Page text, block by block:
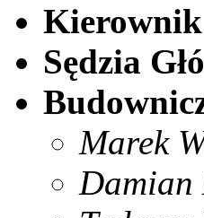
Sędzia
Marek